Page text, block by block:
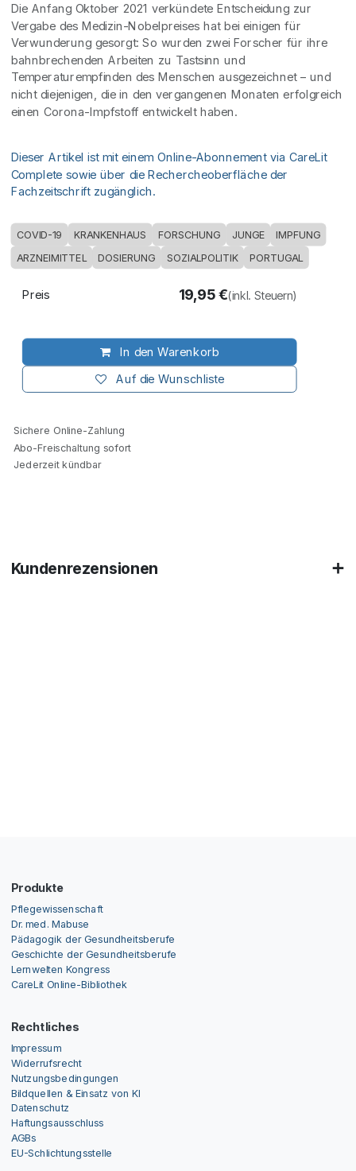
Die Anfang Oktober 2021 verkündete Entscheidung zur
Vergabe des Medizin-Nobelpreises hat bei einigen für
Verwunderung gesorgt: So wurden zwei Forscher für ihre
bahnbrechenden Arbeiten zu Tastsinn und
Temperaturempfinden des Menschen ausgezeichnet – und
nicht diejenigen, die in den vergangenen Monaten erfolgreich
einen Corona-Impfstoff entwickelt haben.
Dieser Artikel ist mit einem Online-Abonnement via CareLit
Complete sowie über die Rechercheoberfläche der
Fachzeitschrift zugänglich.
COVID-19 KRANKENHAUS FORSCHUNG JUNGE IMPFUNG
ARZNEIMITTEL DOSIERUNG SOZIALPOLITIK PORTUGAL
In den Warenkorb
Auf die Wunschliste
Preis 19,95€(inkl. Steuern)
Sichere Online-Zahlung
Abo-Freischaltung sofort
Jederzeit kündbar
Kundenrezensionen
Produkte
Pflegewissenschaft
Dr. med. Mabuse
Pädagogik der Gesundheitsberufe
Geschichte der Gesundheitsberufe
Lernwelten Kongress
CareLit Online-Bibliothek
Rechtliches
Impressum
Widerrufsrecht
Nutzungsbedingungen
Bildquellen & Einsatz von KI
Datenschutz
Haftungsausschluss
AGBs
EU-Schlichtungsstelle